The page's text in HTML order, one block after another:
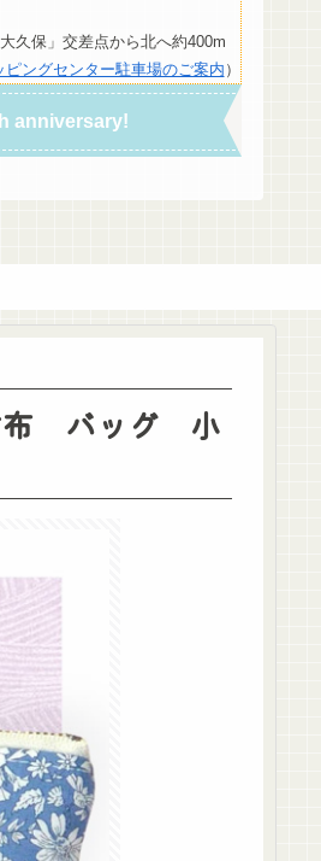
久保」交差点から北へ約400m
ングセンター駐車場のご案内 ）
anniversary!
布 バッグ 小